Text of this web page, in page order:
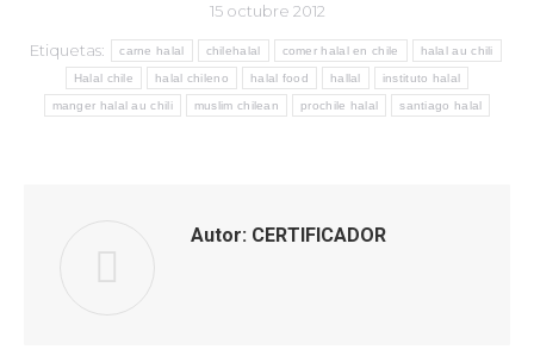
15 octubre 2012
Etiquetas: carne halal chilehalal comer halal en chile halal au chili
Halal chile halal chileno halal food hallal instituto halal
manger halal au chili muslim chilean prochile halal santiago halal
Autor: CERTIFICADOR